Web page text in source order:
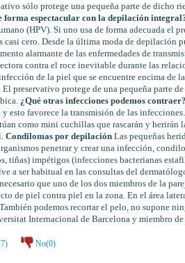
sólo protege una pequeña parte de dicho
forma espectacular con la depilación
(HPV). Si uno usa de forma adecuada el
cero. Desde la última moda de depilación
alarmante de las enfermedades de
contra el roce inevitable durante las
de la piel que se encuentre encima de
preservativo protege de una pequeña parte de
¿Qué otras infecciones podemos contraer?
esto favorece la transmisión de las
como mini cuchillas que rascarán y herirán
Condilomas por depilación Las pequeñas
penetrar y crear una infección,
tiñas) impétigos (infecciones bacterianas
a ser habitual en las consultas del
que uno de los dos miembros de la
de piel contra piel en la zona. En el área
podemos recortar el pelo, no supone
Internacional de Barcelona y miembro de
7) No(0)